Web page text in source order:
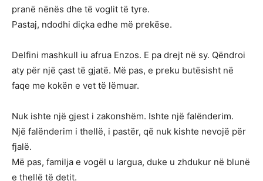
pranë nënës dhe të voglit të tyre.
Pastaj, ndodhi diçka edhe më prekëse.
Delfini mashkull iu afrua Enzos. E pa drejt në sy. Qëndroi
aty për një çast të gjatë. Më pas, e preku butësisht në
faqe me kokën e vet të lëmuar.
Nuk ishte një gjest i zakonshëm. Ishte një falënderim.
Një falënderim i thellë, i pastër, që nuk kishte nevojë për
fjalë.
Më pas, familja e vogël u largua, duke u zhdukur në blunë
e thellë të detit.